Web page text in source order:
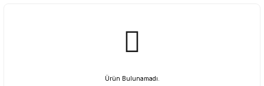
Ürün Bulunamadı.